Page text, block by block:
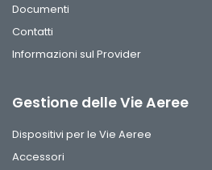
Documenti
Contatti
Informazioni sul Provider
Gestione delle Vie Aeree
Dispositivi per le Vie Aeree
Accessori